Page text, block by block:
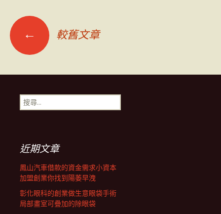
文
章
導
列
← 較舊文章
搜
尋
近期文章
鳳山汽車借款的資金需求小資本
加盟創業你找到陽萎早洩
彰化眼科的創業做生意眼袋手術
局部畫室可疊加的除眼袋